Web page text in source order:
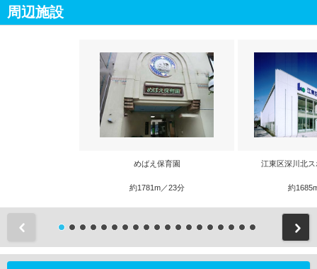
周辺施設
めばえ保育園
約1781m／23分
江東区深川北
約